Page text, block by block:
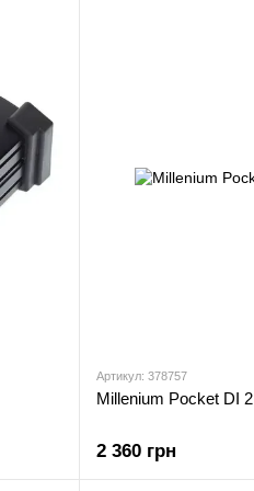
Артикул: 378757
Millenium Pocket DI 2
2 360 грн